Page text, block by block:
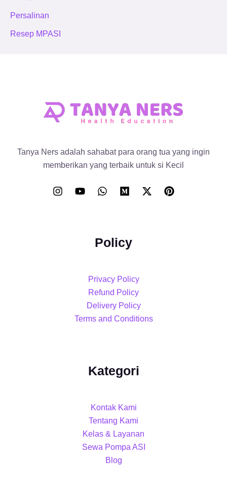
Persalinan
Resep MPASI
Tanya Ners adalah sahabat para orang tua yang ingin
memberikan yang terbaik untuk si Kecil
Policy
Privacy Policy
Refund Policy
Delivery Policy
Terms and Conditions
Kategori
Kontak Kami
Tentang Kami
Kelas & Layanan
Sewa Pompa ASI
Blog